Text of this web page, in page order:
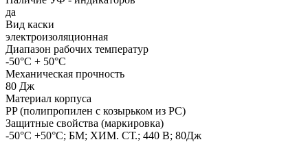
да
Вид каски
электроизоляционная
Диапазон рабочих температур
-50°C + 50°C
Механическая прочность
80 Дж
Материал корпуса
PP (полипропилен с козырьком из РС)
Защитные свойства (маркировка)
-50°C +50°C; БМ; ХИМ. СТ.; 440 В; 80Дж